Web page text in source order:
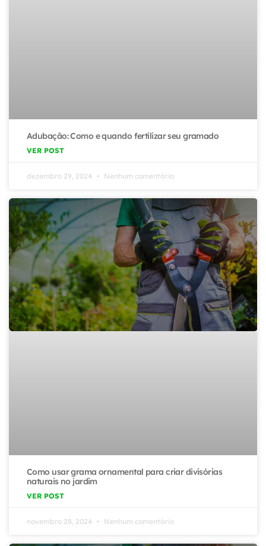
Adubação: Como e quando fertilizar seu gramado
VER POST
dezembro 29, 2024 Nenhum comentário
Como usar grama ornamental para criar divisórias
naturais no jardim
VER POST
novembro 28, 2024 Nenhum comentário